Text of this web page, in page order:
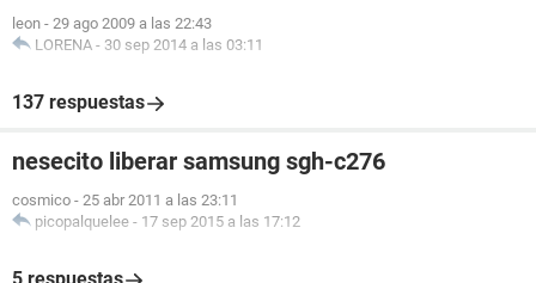
leon - 29 ago 2009 a las 22:43
LORENA - 30 sep 2014 a las 03:11
137 respuestas
nesecito liberar samsung sgh-c276
cosmico - 25 abr 2011 a las 23:11
picopalquelee - 17 sep 2015 a las 17:12